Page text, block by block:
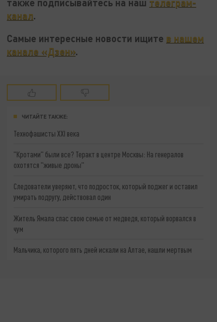
также подписывайтесь на наш телеграм-
канал.
Самые интересные новости ищите в нашем
канале «Дзен».
ЧИТАЙТЕ ТАКЖЕ:
Технофашисты XXI века
"Кротами" были все? Теракт в центре Москвы: На генералов
охотятся "живые дроны"
Следователи уверяют, что подросток, который поджег и оставил
умирать подругу, действовал один
Житель Ямала спас свою семью от медведя, который ворвался в
чум
Мальчика, которого пять дней искали на Алтае, нашли мертвым